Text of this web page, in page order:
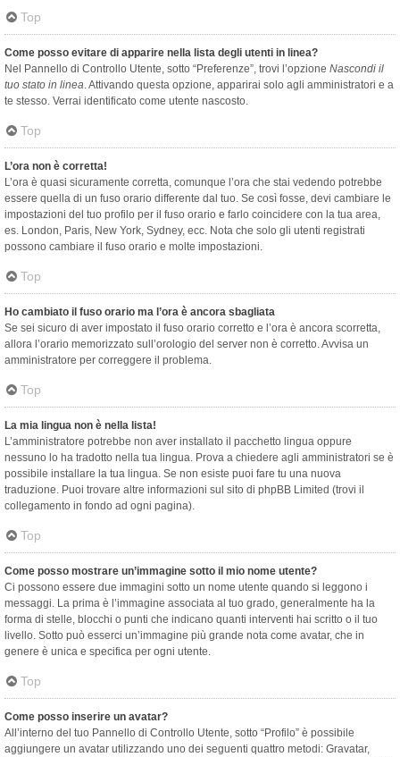
Top
Come posso evitare di apparire nella lista degli utenti in linea?
Nel Pannello di Controllo Utente, sotto “Preferenze”, trovi l’opzione Nascondi il
tuo stato in linea. Attivando questa opzione, apparirai solo agli amministratori e a
te stesso. Verrai identificato come utente nascosto.
Top
L’ora non è corretta!
L’ora è quasi sicuramente corretta, comunque l’ora che stai vedendo potrebbe
essere quella di un fuso orario differente dal tuo. Se così fosse, devi cambiare le
impostazioni del tuo profilo per il fuso orario e farlo coincidere con la tua area,
es. London, Paris, New York, Sydney, ecc. Nota che solo gli utenti registrati
possono cambiare il fuso orario e molte impostazioni.
Top
Ho cambiato il fuso orario ma l’ora è ancora sbagliata
Se sei sicuro di aver impostato il fuso orario corretto e l’ora è ancora scorretta,
allora l’orario memorizzato sull’orologio del server non è corretto. Avvisa un
amministratore per correggere il problema.
Top
La mia lingua non è nella lista!
L’amministratore potrebbe non aver installato il pacchetto lingua oppure
nessuno lo ha tradotto nella tua lingua. Prova a chiedere agli amministratori se è
possibile installare la tua lingua. Se non esiste puoi fare tu una nuova
traduzione. Puoi trovare altre informazioni sul sito di phpBB Limited (trovi il
collegamento in fondo ad ogni pagina).
Top
Come posso mostrare un’immagine sotto il mio nome utente?
Ci possono essere due immagini sotto un nome utente quando si leggono i
messaggi. La prima è l’immagine associata al tuo grado, generalmente ha la
forma di stelle, blocchi o punti che indicano quanti interventi hai scritto o il tuo
livello. Sotto può esserci un’immagine più grande nota come avatar, che in
genere è unica e specifica per ogni utente.
Top
Come posso inserire un avatar?
All’interno del tuo Pannello di Controllo Utente, sotto “Profilo” è possibile
aggiungere un avatar utilizzando uno dei seguenti quattro metodi: Gravatar,